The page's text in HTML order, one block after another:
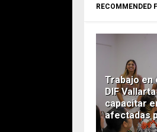
RECOMMENDED
Trabajo en
DIF
capacitar
afectadas